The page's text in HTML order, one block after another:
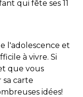
qui fête ses 11
l'adolescence et
à vivre. Si
que vous
carte
idées!